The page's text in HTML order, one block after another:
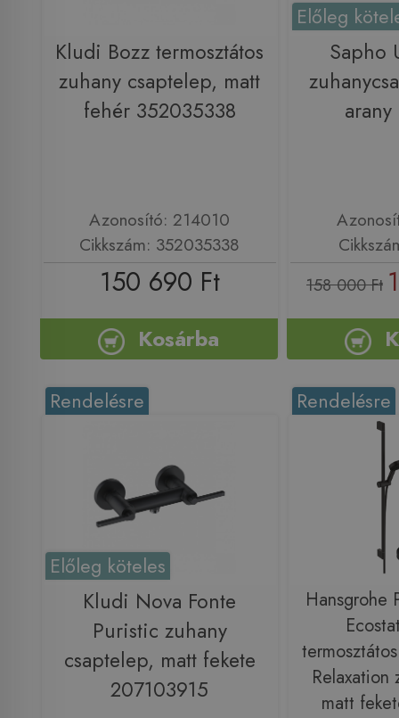
Kludi Bozz termosztátos
zuhany csaptelep, matt
fehér 352035338
Azonosító: 214010
Cikkszám: 352035338
150 690 Ft
Kosárba
Előleg
Sapho
arany
158 000 Ft
Rendelésre
Előleg köteles
Kludi Nova Fonte
Puristic zuhany
csaptelep, matt fekete
207103915
Rendelésre
Hansgrohe
Relaxation
matt